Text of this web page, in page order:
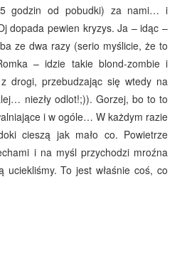
godzin od pobudki) za nami… i
dopada pewien kryzys. Ja – idąc –
ze dwa razy (serio myślicie, że to
– idzie takie blond-zombie i
drogi, przebudzając się wtedy na
niezły odlot!;)). Gorzej, bo to to
i w ogóle… W każdym razie
cieszą jak mało co. Powietrze
i na myśl przychodzi mroźna
To jest właśnie coś, co